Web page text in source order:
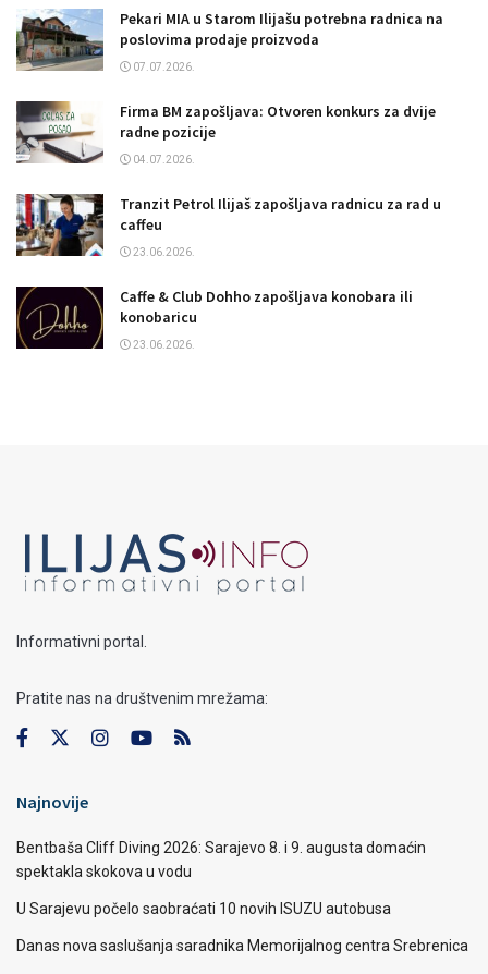
Pekari MIA u Starom Ilijašu potrebna radnica na
poslovima prodaje proizvoda
07.07.2026.
Firma BM zapošljava: Otvoren konkurs za dvije
radne pozicije
04.07.2026.
Tranzit Petrol Ilijaš zapošljava radnicu za rad u
caffeu
23.06.2026.
Caffe & Club Dohho zapošljava konobara ili
konobaricu
23.06.2026.
Informativni portal.
Pratite nas na društvenim mrežama:
Najnovije
Bentbaša Cliff Diving 2026: Sarajevo 8. i 9. augusta domaćin
spektakla skokova u vodu
U Sarajevu počelo saobraćati 10 novih ISUZU autobusa
Danas nova saslušanja saradnika Memorijalnog centra Srebrenica